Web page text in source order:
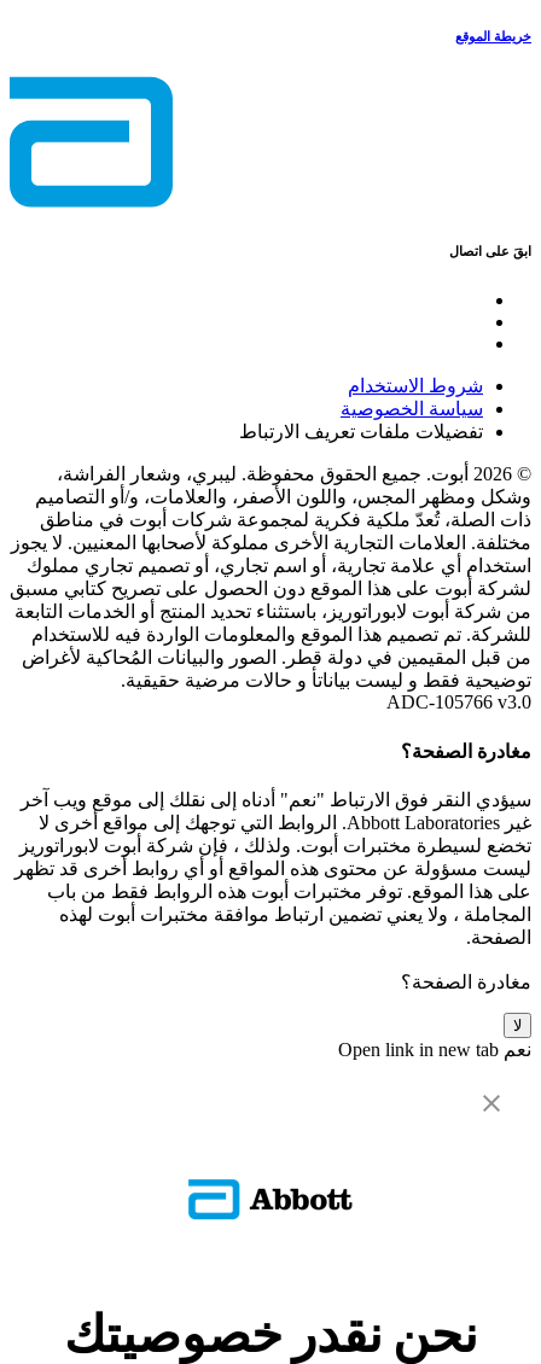
خريطة الموقع
ابقَ على اتصال
شروط الاستخدام
سياسة الخصوصية
تفضيلات ملفات تعريف الارتباط
© 2026 أبوت. جميع الحقوق محفوظة. ليبري، وشعار الفراشة،
وشكل ومظهر المجس، واللون الأصفر، والعلامات، و/أو التصاميم
ذات الصلة، تُعدّ ملكية فكرية لمجموعة شركات أبوت في مناطق
مختلفة. العلامات التجارية الأخرى مملوكة لأصحابها المعنيين. لا يجوز
استخدام أي علامة تجارية، أو اسم تجاري، أو تصميم تجاري مملوك
لشركة أبوت على هذا الموقع دون الحصول على تصريح كتابي مسبق
من شركة أبوت لابوراتوريز، باستثناء تحديد المنتج أو الخدمات التابعة
للشركة. تم تصميم هذا الموقع والمعلومات الواردة فيه للاستخدام
من قبل المقيمين في دولة قطر. الصور والبيانات المُحاكية لأغراض
توضيحية فقط و ليست بياناتأ و حالات مرضية حقيقية.
ADC-105766 v3.0
مغادرة الصفحة؟
سيؤدي النقر فوق الارتباط "نعم" أدناه إلى نقلك إلى موقع ويب آخر
غير Abbott Laboratories. الروابط التي توجهك إلى مواقع أخرى لا
تخضع لسيطرة مختبرات أبوت. ولذلك ، فإن شركة أبوت لابوراتوريز
ليست مسؤولة عن محتوى هذه المواقع أو أي روابط أخرى قد تظهر
على هذا الموقع. توفر مختبرات أبوت هذه الروابط فقط من باب
المجاملة ، ولا يعني تضمين ارتباط موافقة مختبرات أبوت لهذه
الصفحة.
مغادرة الصفحة؟
لا
نعم Open link in new tab
نحن نقدر خصوصيتك